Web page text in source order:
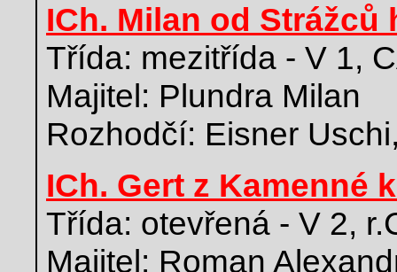
ICh. Milan od Strážců
Třída: mezitřída - V 1,
Majitel: Plundra Milan
Rozhodčí: Eisner
ICh. Gert z Kamenné
Třída: otevřená - V 2,
Majitel: Roman